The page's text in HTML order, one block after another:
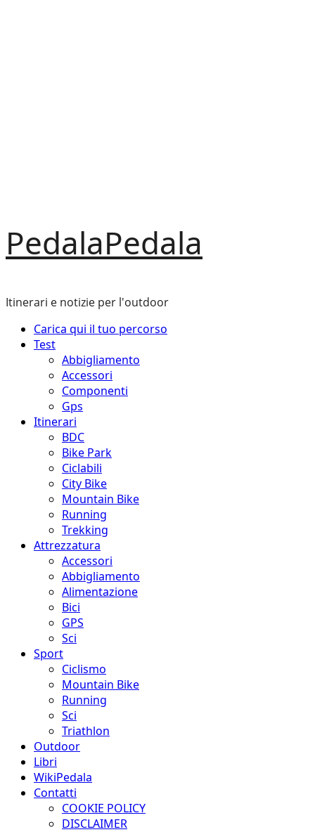
PedalaPedala
Itinerari e notizie per l'outdoor
Menu
principale
Carica qui il tuo percorso
Test
Abbigliamento
Accessori
Componenti
Gps
Itinerari
BDC
Bike Park
Ciclabili
City Bike
Mountain Bike
Running
Trekking
Attrezzatura
Accessori
Abbigliamento
Alimentazione
Bici
GPS
Sci
Sport
Ciclismo
Mountain Bike
Running
Sci
Triathlon
Outdoor
Libri
WikiPedala
Contatti
COOKIE POLICY
DISCLAIMER